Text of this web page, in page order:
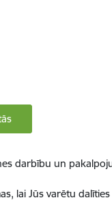
darbību un
lai Jūs varētu